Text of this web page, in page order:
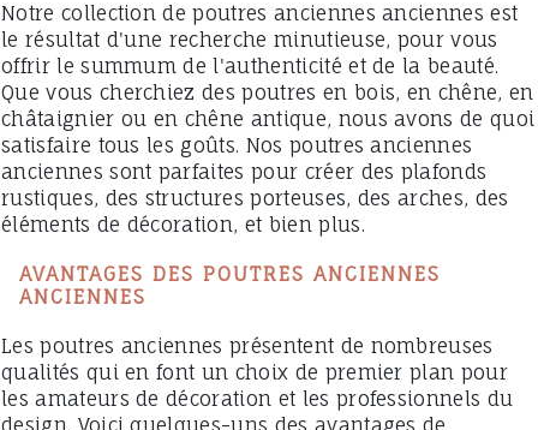
Notre collection de poutres anciennes anciennes est
le résultat d'une recherche minutieuse, pour vous
offrir le summum de l'authenticité et de la beauté.
Que vous cherchiez des poutres en bois, en chêne, en
châtaignier ou en chêne antique, nous avons de quoi
satisfaire tous les goûts. Nos poutres anciennes
anciennes sont parfaites pour créer des plafonds
rustiques, des structures porteuses, des arches, des
éléments de décoration, et bien plus.
AVANTAGES DES POUTRES ANCIENNES
ANCIENNES
Les poutres anciennes présentent de nombreuses
qualités qui en font un choix de premier plan pour
les amateurs de décoration et les professionnels du